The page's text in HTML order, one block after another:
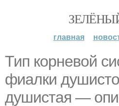
главная
Тип корневой
фиалки
душистая —